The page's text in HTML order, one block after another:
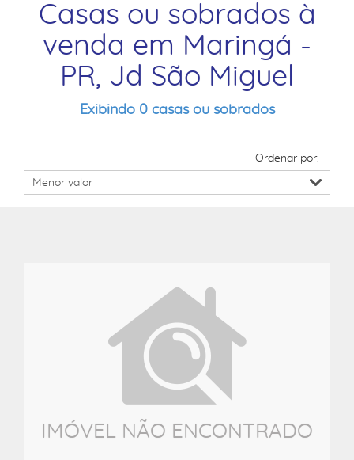
Casas ou sobrados à
venda em Maringá -
PR, Jd São Miguel
Exibindo 0 casas ou sobrados
Ordenar por:
IMÓVEL NÃO ENCONTRADO